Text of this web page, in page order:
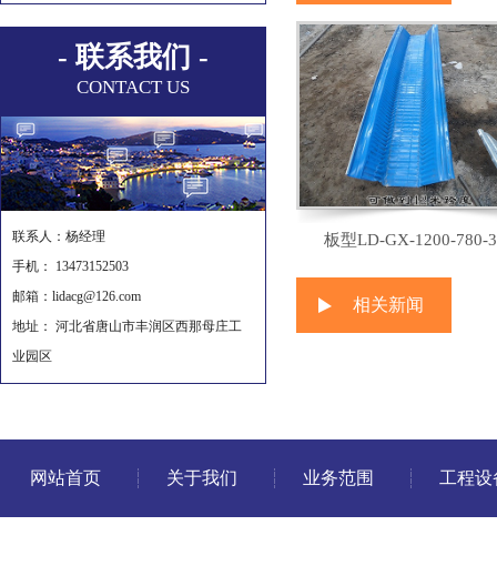
- 联系我们 -
CONTACT US
联系人：杨经理
手机： 13473152503
邮箱：lidacg@126.com
地址： 河北省唐山市丰润区西那母庄工
业园区
板型LD-GX-1200-780-
相关新闻
网站首页 关于我们 业务范围 工程设